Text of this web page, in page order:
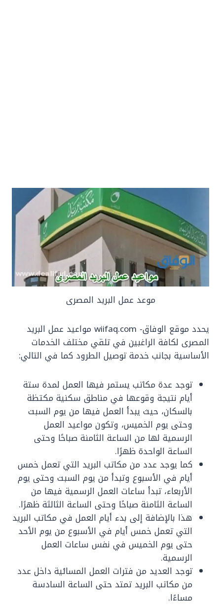
موعد عمل البريد المصرى
يحدد موقع الوفاق- wiifaq.com مواعيد عمل البريد
المصرى لكافة الراغبين في تلقي مختلف الخدمات
الأساسية بجانب خدمة توصيل الطرود كما في التالي:
توجد عدة مكاتب يستمر فيها العمل لمدة ستة
أيام نتيجة وقوعها في مناطق سكنية مكتظة
بالسكان، حيث يبدأ العمل فيها من يوم السبت
وحتى يوم الخميس، وتكون مواعيد العمل
الرسمية لها من الساعة الثامنة صباحًا وحتى
الساعة الواحدة ظهرًا.
كما يوجد عدد من مكاتب البريد التي تعمل خمس
أيام في الأسبوع وتبدأ من يوم السبت وحتى يوم
الأربعاء، تبدأ ساعات العمل الرسمية فيها من
الساعة الثامنة صباحًا وحتى الساعة الثالثة ظهرًا.
هذا بالإضافة إلى بدء أيام العمل في مكاتب البريد
التي تعمل خمس أيام في الأسبوع من يوم الأحد
حتى يوم الخميس في نفس ساعات العمل
الرسمية.
توجد العديد من فترات العمل المسائية داخل عدد
من مكاتب البريد تمتد حتى الساعة السادسة
مساءًا.